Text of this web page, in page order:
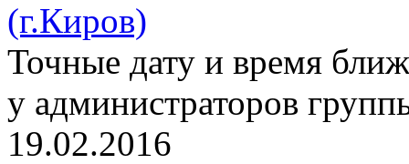
(г.Киров)
Точные дату и время
у администраторов
19.02.2016